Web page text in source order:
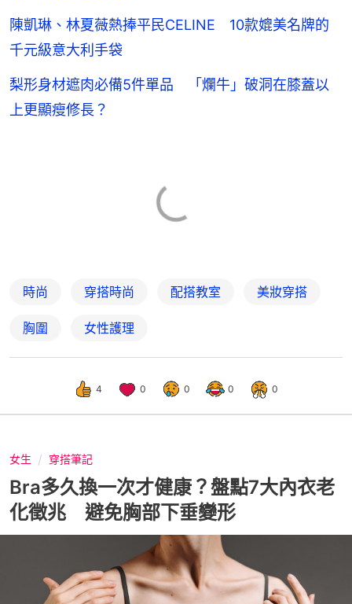
陳凱琳、林夏薇熱捧平民CELINE 10款媲美名牌的
千元級意大利手袋
梨形身材遮肉必備5件單品 「爛牛」破洞在膝蓋以
上更顯瘦修長？
時尚 穿搭時尚 配搭教室 美妝穿搭
胸圍 女性護理
4 0 0 0 0
女生 穿搭筆記
Bra多久換一次才健康？盤點7大內衣老
化徵兆 避免胸部下垂變形